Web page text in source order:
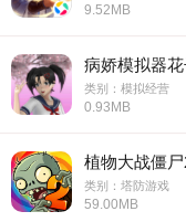
9.52MB
类别：模拟经营
0.93MB
类别：塔防游戏
59.00MB